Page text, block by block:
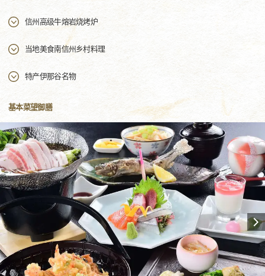
信州高级牛熔岩烧烤炉
当地美食南信州乡村料理
特产伊那谷名物
基本菜望御膳